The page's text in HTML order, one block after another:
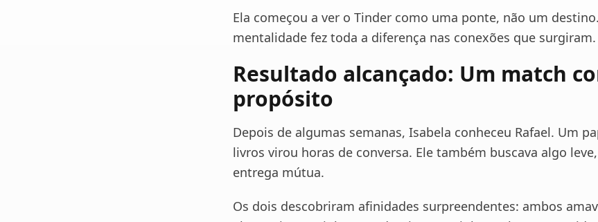
Ela começou a ver o Tinder como uma ponte, não um
mentalidade fez toda a diferença nas conexões que surgiram.
Resultado alcançado: Um match
propósito
Depois de algumas semanas, Isabela conheceu Rafael. Um
livros virou horas de conversa. Ele também buscava algo
entrega mútua.
Os dois descobriram afinidades surpreendentes: ambos